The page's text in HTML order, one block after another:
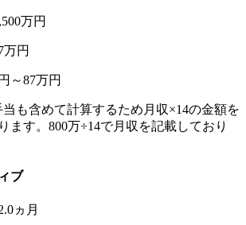
万円
万円
～87万円
も含めて計算するため月収×14の金額を
ます。800万÷14で月収を記載しており
ブ
ヵ月